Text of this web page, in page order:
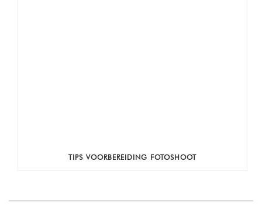
TIPS VOORBEREIDING FOTOSHOOT